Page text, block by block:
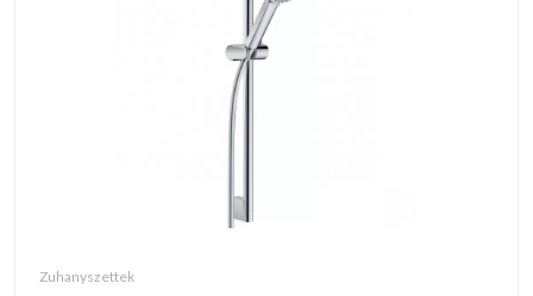
zuhanyszettek